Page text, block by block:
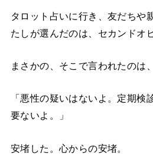
タロット占いに行き、友だちや
たしが選んだのは、セカンドオ
まさかの、そこで言われたのは、
「悪性の疑いはないよ。定期検
要ないよ。」
安堵した。心からの安堵。